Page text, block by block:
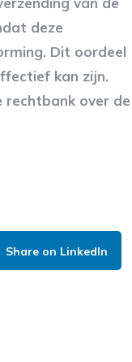
deze
Dit oordeel
kan zijn.
rechtbank over de
Share on LinkedIn